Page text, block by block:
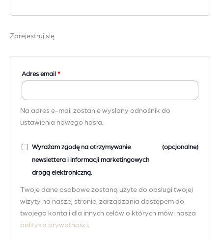
v
Zarejestruj się
Adres email *Wymagane
Na adres e-mail zostanie wysłany odnośnik do
ustawienia nowego hasła.
Wyrażam zgodę na otrzymywanie
newslettera i informacji marketingowych
drogą elektroniczną.
(opcjonalne)
Twoje dane osobowe zostaną użyte do obsługi twojej
wizyty na naszej stronie, zarządzania dostępem do
twojego konta i dla innych celów o których mówi nasza
polityka prywatności.